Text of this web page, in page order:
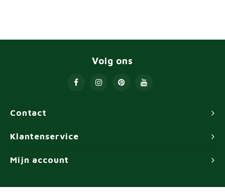
Contact
Volg ons
Klantenservice
Mijn account